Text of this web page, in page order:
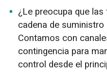
¿Le preocupa que
cadena de
Contamos con
contingencia para
control desde el